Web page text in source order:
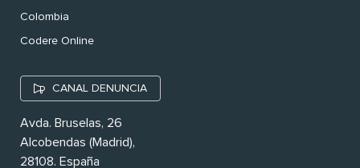
Colombia
Codere Online
CANAL DENUNCIA
Avda. Bruselas, 26
Alcobendas (Madrid),
28108. España